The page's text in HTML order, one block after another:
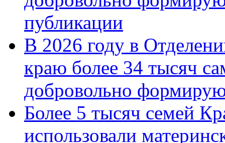
публикации
В 2026 году в
краю более 34 тысяч
добровольно
Более 5 тысяч семей
использовали